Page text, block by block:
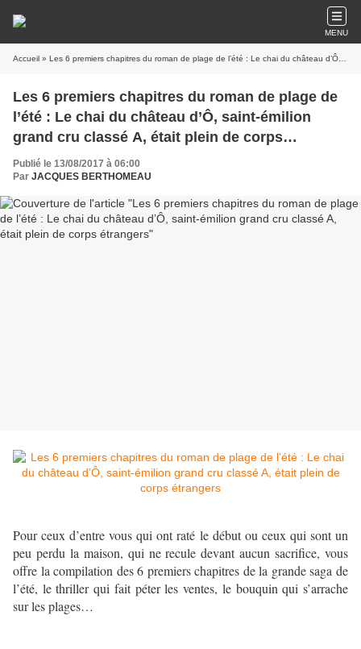
MENU
Accueil » Les 6 premiers chapitres du roman de plage de l’été : Le chai du château d’Ô, saint-émilion grand cru classé A, était plein de corps étrangers
Les 6 premiers chapitres du roman de plage de
l’été : Le chai du château d’Ô, saint-émilion
grand cru classé A, était plein de corps
étrangers
Publié le 13/08/2017 à 06:00
Par JACQUES BERTHOMEAU
Pour ceux d’entre vous qui ont raté le début ou ceux qui sont un
peu perdu la maison, qui ne recule devant aucun sacrifice, vous
offre la compilation des 6 premiers chapitres de la grande saga de
l’été, le thriller qui fait péter les ventes, le bouquin qui s’arrache
sur les plages…